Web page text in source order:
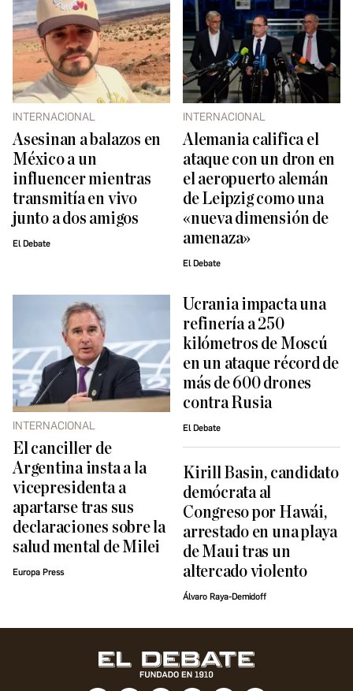
INTERNACIONAL
Asesinan a balazos en
México a un
influencer mientras
transmitía en vivo
junto a dos amigos
El Debate
INTERNACIONAL
Alemania califica el
ataque con un dron en
el aeropuerto alemán
de Leipzig como una
«nueva dimensión de
amenaza»
El Debate
INTERNACIONAL
El canciller de
Argentina insta a la
vicepresidenta a
apartarse tras sus
declaraciones sobre la
salud mental de Milei
Europa Press
Ucrania impacta una
refinería a 250
kilómetros de Moscú
en un ataque récord de
más de 600 drones
contra Rusia
El Debate
Kirill Basin, candidato
demócrata al
Congreso por Hawái,
arrestado en una playa
de Maui tras un
altercado violento
Álvaro Raya-Demidoff